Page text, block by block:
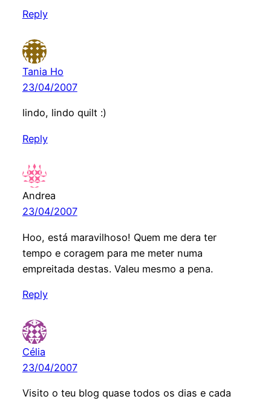
Reply
Tania Ho
23/04/2007
lindo, lindo quilt :)
Reply
Andrea
23/04/2007
Hoo, está maravilhoso! Quem me dera ter
tempo e coragem para me meter numa
empreitada destas. Valeu mesmo a pena.
Reply
Célia
23/04/2007
Visito o teu blog quase todos os dias e cada